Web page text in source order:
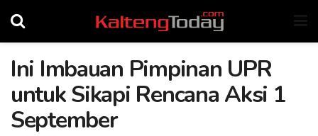
Ini Imbauan Pimpinan UPR
untuk Sikapi Rencana Aksi 1
September